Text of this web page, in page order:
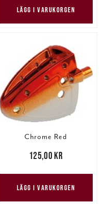
LÄGG I VARUKORGEN
Chrome Red
125,00 kr
125,00 kr
LÄGG I VARUKORGEN